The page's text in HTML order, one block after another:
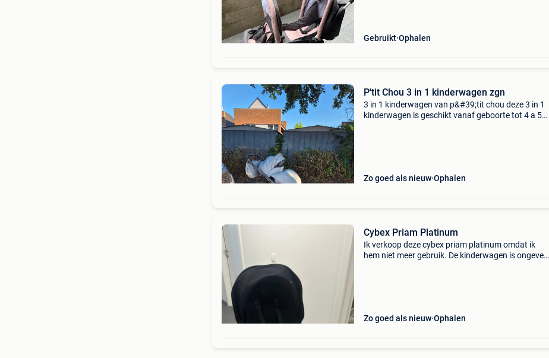
Gebruikt Ophalen
P'tit Chou 3 in 1 kinderwagen zgn
3 in 1 kinderwagen van p&#39;tit chou deze 3 in 1
kinderwagen is geschikt vanaf geboorte tot 4 a 5
Zo goed als nieuw Ophalen
Cybex Priam Platinum
Ik verkoop deze cybex priam platinum omdat ik
hem niet meer gebruik. De kinderwagen is ongeveer
Zo goed als nieuw Ophalen